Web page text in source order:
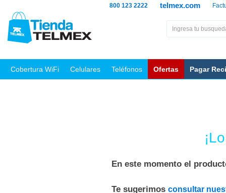
telmex.com
800 123 2222
Cobertura WiFi Celulares Teléfonos Ofertas Pagar
En este momento el
Te sugerimos consultar